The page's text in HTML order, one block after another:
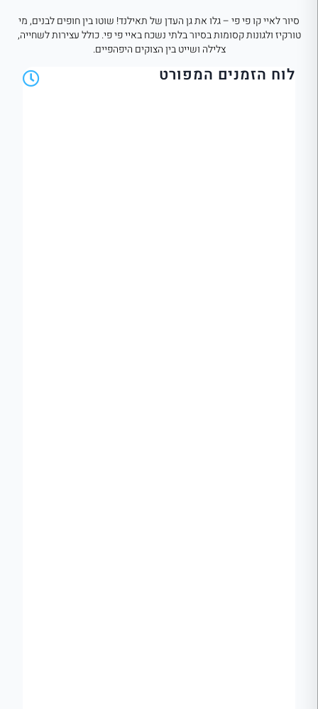
סיור לאיי קו פי פי – גלו את גן העדן של תאילנד! שוטו בין חופים לבנים, מי
טורקיז ולגונות קסומות בסיור בלתי נשכח באיי פי פי. כולל עצירות לשחייה,
צלילה ושייט בין הצוקים היפהפיים.
לוח הזמנים המפורט